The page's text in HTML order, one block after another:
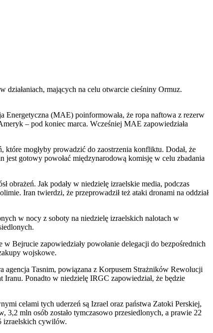
działaniach, mających na celu otwarcie cieśniny Ormuz.
(MAE) poinformowała, że ropa naftowa z rezerw
– pod koniec marca. Wcześniej MAE zapowiedziała
mogłyby prowadzić do zaostrzenia konfliktu. Dodał, że
gotowy powołać międzynarodową komisję w celu zbadania
obrażeń. Jak podały w niedzielę izraelskie media, podczas
Iran twierdzi, że przeprowadził też ataki dronami na oddział
w nocy z soboty na niedzielę izraelskich nalotach w
Bejrucie zapowiedziały powołanie delegacji do bezpośrednich
wojskowe.
agencja Tasnim, powiązana z Korpusem Strażników Rewolucji
Ponadto w niedzielę IRGC zapowiedział, że będzie
celami tych uderzeń są Izrael oraz państwa Zatoki Perskiej,
mln osób zostało tymczasowo przesiedlonych, a prawie 22
izraelskich cywilów.